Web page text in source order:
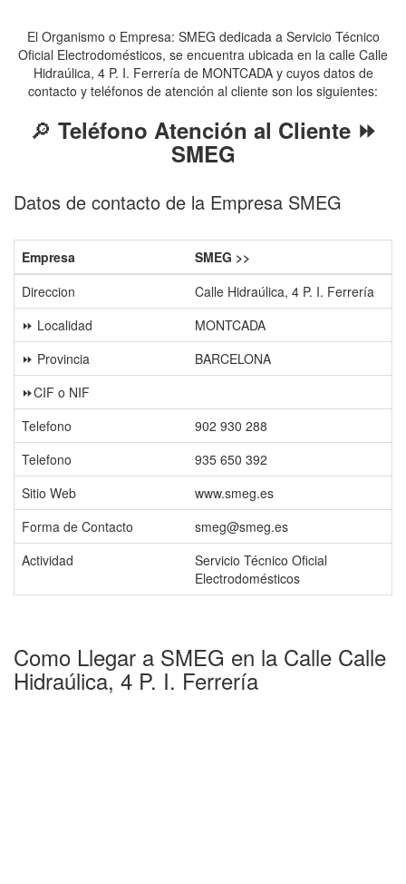
El Organismo o Empresa: SMEG dedicada a Servicio Técnico
Oficial Electrodomésticos, se encuentra ubicada en la calle Calle
Hidraúlica, 4 P. I. Ferrería de MONTCADA y cuyos datos de
contacto y teléfonos de atención al cliente son los siguientes:
🔎 Teléfono Atención al Cliente ⏩
SMEG
Datos de contacto de la Empresa SMEG
Empresa
SMEG >>
Direccion
Calle Hidraúlica, 4 P. I. Ferrería
⏩ Localidad
MONTCADA
⏩ Provincia
BARCELONA
⏩CIF o NIF
Telefono
902 930 288
Telefono
935 650 392
Sitio Web
www.smeg.es
Forma de Contacto
smeg@smeg.es
Actividad
Servicio Técnico Oficial
Electrodomésticos
Como Llegar a SMEG en la Calle Calle
Hidraúlica, 4 P. I. Ferrería